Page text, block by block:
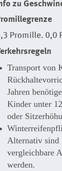
zu
Promille. 0,0
Transport von
Jahren
Kinder unter
oder
Alternativ sind
vergleichbare
werden.